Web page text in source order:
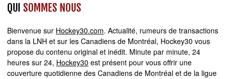
QUI SOMMES NOUS
Bienvenue sur Hockey30.com. Actualité, rumeurs de transactions
dans la LNH et sur les Canadiens de Montréal, Hockey30 vous
propose du contenu original et inédit. Minute par minute, 24
heures sur 24, Hockey30 est présent pour vous offrir une
couverture quotidienne des Canadiens de Montréal et de la ligue